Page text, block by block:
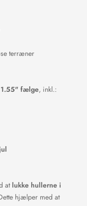
terræner
1.55" fælge, inkl.:
at lukke hullerne i
hjælper med at